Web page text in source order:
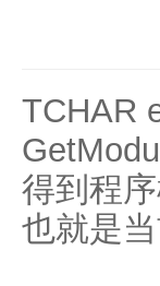
TCHAR
得到程
也就是